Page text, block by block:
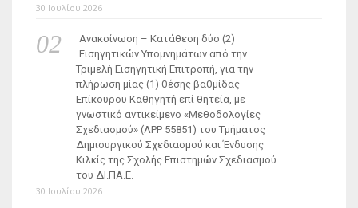
30 Ιουλίου 2026
Ανακοίνωση – Κατάθεση δύο (2)
Εισηγητικών Υπομνημάτων από την
Τριμελή Εισηγητική Επιτροπή, για την
πλήρωση μίας (1) θέσης βαθμίδας
Επίκουρου Καθηγητή επί θητεία, με
γνωστικό αντικείμενο «Μεθοδολογίες
Σχεδιασμού» (ΑΡΡ 55851) του Τμήματος
Δημιουργικού Σχεδιασμού και Ένδυσης
Κιλκίς της Σχολής Επιστημών Σχεδιασμού
του ΔΙ.ΠΑ.Ε.
30 Ιουλίου 2026